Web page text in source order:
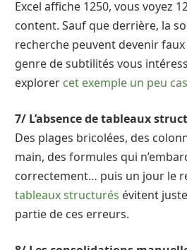
Excel affiche 1250, vous voyez
content. Sauf que derrière, la
recherche peuvent devenir
genre de subtilités vous
explorer cet exemple un peu
7/ L’absence de tableaux
Des plages bricolées, des
main, des formules qui
correctement… puis un jour le
tableaux structurés évitent
partie de ces erreurs.